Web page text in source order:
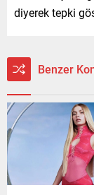
diyerek tepki
Benzer